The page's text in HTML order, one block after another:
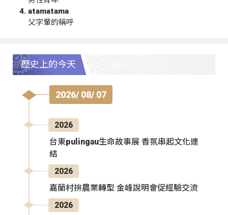
atamatama
父字輩的稱呼
歷史上的今天
2026/ 08/ 07
2026
台東pulingau生命故事展 香氛串起文化連
結
2026
嘉蘭村拚農業轉型 金峰說明會促經驗交流
2026